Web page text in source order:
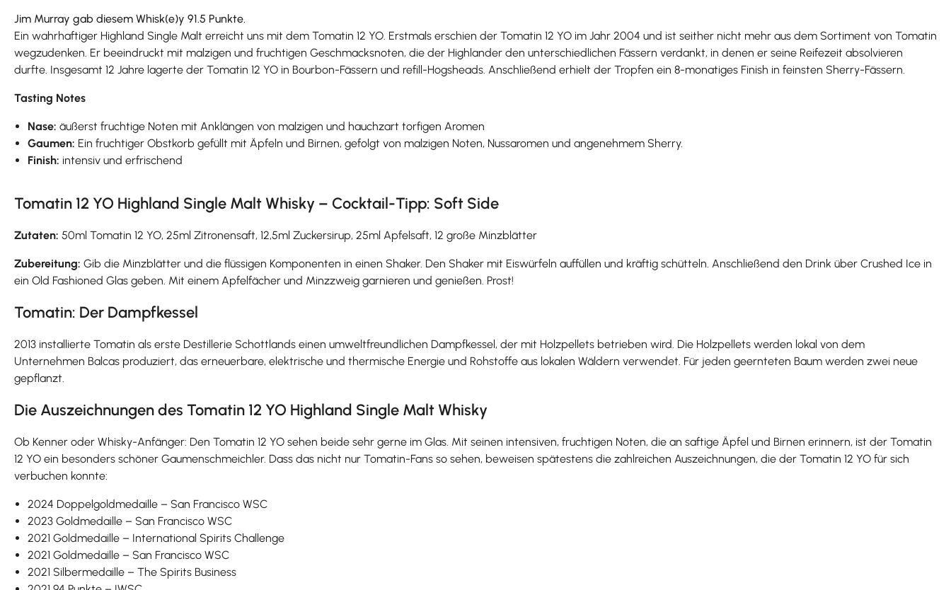
Jim Murray gab diesem Whisk(e)y 91.5 Punkte.
Ein wahrhaftiger Highland Single Malt erreicht uns mit dem Tomatin 12 YO. Erstmals erschien der Tomatin 12 YO im Jahr 2004 und ist seither nicht mehr aus dem Sortiment von Tomatin
wegzudenken. Er beeindruckt mit malzigen und fruchtigen Geschmacksnoten, die der Highlander den unterschiedlichen Fässern verdankt, in denen er seine Reifezeit absolvieren
durfte. Insgesamt 12 Jahre lagerte der Tomatin 12 YO in Bourbon-Fässern und refill-Hogsheads. Anschließend erhielt der Tropfen ein 8-monatiges Finish in feinsten Sherry-Fässern.
Tasting Notes
Nase:äußerst fruchtige Noten mit Anklängen von malzigen und hauchzart torfigen Aromen
Gaumen: Ein fruchtiger Obstkorb gefüllt mit Äpfeln und Birnen, gefolgt von malzigen Noten, Nussaromen und angenehmem Sherry.
Finish: intensiv und erfrischend
Tomatin 12 YO Highland Single Malt Whisky – Cocktail-Tipp: Soft Side
Zutaten: 50ml Tomatin 12 YO, 25ml Zitronensaft, 12,5ml Zuckersirup, 25ml Apfelsaft, 12 große Minzblätter
Zubereitung: Gib die Minzblätter und die flüssigen Komponenten in einen Shaker. Den Shaker mit Eiswürfeln auffüllen und kräftig schütteln. Anschließend den Drink über Crushed Ice in
ein Old Fashioned Glas geben. Mit einem Apfelfächer und Minzzweig garnieren und genießen. Prost!
Tomatin: Der Dampfkessel
2013 installierte Tomatin als erste Destillerie Schottlands einen umweltfreundlichen Dampfkessel, der mit Holzpellets betrieben wird. Die Holzpellets werden lokal von dem
Unternehmen Balcas produziert, das erneuerbare, elektrische und thermische Energie und Rohstoffe aus lokalen Wäldern verwendet. Für jeden geernteten Baum werden zwei neue
gepflanzt.
Die Auszeichnungen des Tomatin 12 YO Highland Single Malt Whisky
Ob Kenner oder Whisky-Anfänger: Den Tomatin 12 YO sehen beide sehr gerne im Glas. Mit seinen intensiven, fruchtigen Noten, die an saftige Äpfel und Birnen erinnern, ist der Tomatin
12 YO ein besonders schöner Gaumenschmeichler. Dass das nicht nur Tomatin-Fans so sehen, beweisen spätestens die zahlreichen Auszeichnungen, die der Tomatin 12 YO für sich
verbuchen konnte:
2024 Doppelgoldmedaille – San Francisco WSC
2023 Goldmedaille – San Francisco WSC
2021 Goldmedaille – International Spirits Challenge
2021 Goldmedaille – San Francisco WSC
2021 Silbermedaille – The Spirits Business